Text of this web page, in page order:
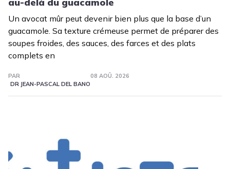
Un avocat mûr peut devenir bien plus que la base d’un
guacamole. Sa texture crémeuse permet de préparer des
soupes froides, des sauces, des farces et des plats
complets en
PAR
DR JEAN-PASCAL DEL BANO
08 AOÛ. 2026